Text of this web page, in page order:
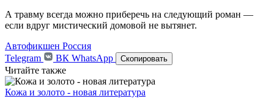
А травму всегда можно приберечь на следующий роман —
если вдруг мистический домовой не вытянет.
Автофикшен Россия
Telegram
ВК WhatsApp Скопировать
Читайте также
Кожа и золото - новая литература